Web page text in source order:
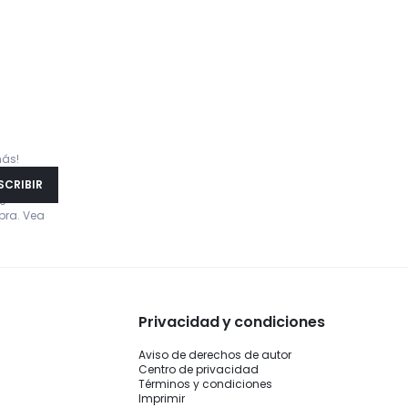
Vea
Privacidad y condiciones
Aviso de derechos de autor
Centro de privacidad
Términos y condiciones
Imprimir